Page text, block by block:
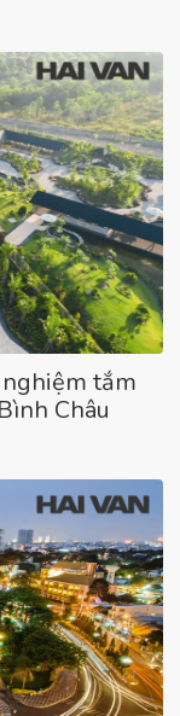
tắm
Châu